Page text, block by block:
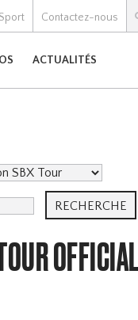
Contactez-nous
ACTUALITÉS